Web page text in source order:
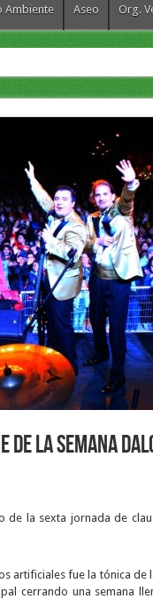
Ambiente Aseo Org.
la gestión de residuos
la Semana
la sexta jornada de
artificiales fue la tónica de
cerrando una semana